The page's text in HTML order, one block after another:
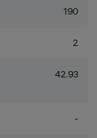
190
2
42.93
-